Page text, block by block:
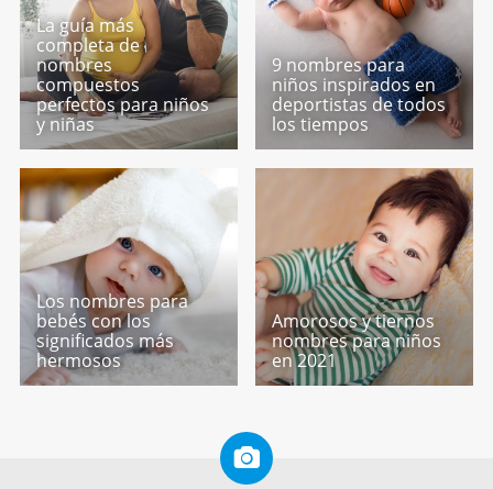
La guía más
completa de
nombres
compuestos
perfectos para niños
y niñas
9 nombres para
niños inspirados en
deportistas de todos
los tiempos
Los nombres para
bebés con los
significados más
hermosos
Amorosos y tiernos
nombres para niños
en 2021